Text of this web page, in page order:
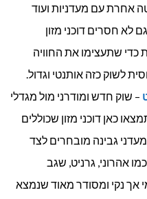
אחרת עם מעדניות ועוד
לא חסרים דוכני מזון
כדי שתעצימו את החוויה
לשוק כזה אותנטי וגדול.
– שוק חדש ומודרני מול מגדלי
כאן דוכני מזון שכוללים
גבינה מובחרים לצד
אהרוני, גרניט, שגב
אך נקי ומסודר מאוד שנמצא